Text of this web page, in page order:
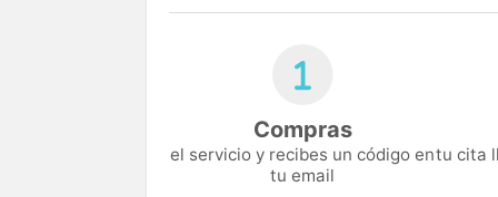
Compras
el servicio y recibes un código en
tu email
tu cita